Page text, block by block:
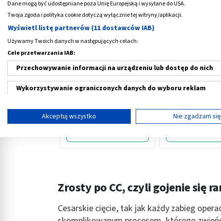
Canpol, podkłady
8,59 PLN
Sideral Folic,
80,59 PLN
‹
Zrosty po CC, czyli gojenie się
Cesarskie cięcie, tak jak każdy zabieg
Dane mogą być udostępniane poza Unię Europejską i wysyłane do USA.
Twoja zgoda i polityka cookie dotyczą wyłącznie tej witryny/aplikacji.
Wyświetl listę partnerów (11 dostawców IAB)
Używamy Twoich danych w następujących celach:
Cele przetwarzania IAB:
Przechowywanie informacji na urządzeniu lub dostęp do nich
Wykorzystywanie ograniczonych danych do wyboru reklam
Tworzenie profili w celu spersonalizowanych reklam
Tworzenie profili w celu personalizacji treści
Pomiar efektywności reklam
Pomiar efektywności treści
Akceptuj wszystko Nie zgadzam się